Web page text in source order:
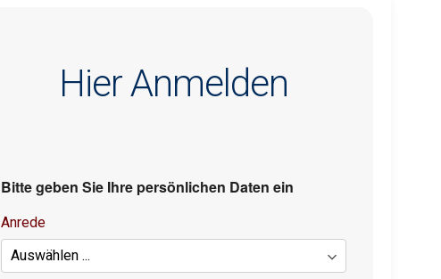
Hier Anmelden
Bitte geben Sie Ihre persönlichen Daten ein
Anrede